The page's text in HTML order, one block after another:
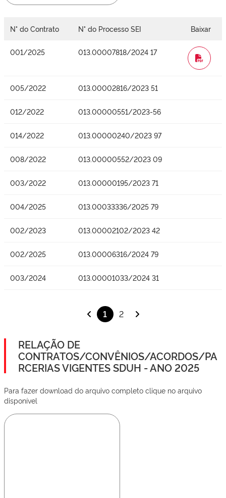
N° do Contrato N° do Processo SEI Baixar
001/2025 013.00007818/2024 17
WORD
005/2022 013.00002816/2023 51
012/2022 013.00000551/2023-56
014/2022 013.00000240/2023 97
008/2022 013.00000552/2023 09
003/2022 013.00000195/2023 71
004/2025 013.00033336/2025 79
002/2023 013.00002102/2023 42
002/2025 013.00006316/2024 79
003/2024 013.00001033/2024 31
1 2
RELAÇÃO DE
CONTRATOS/CONVÊNIOS/ACORDOS/PA
RCERIAS VIGENTES SDUH - ANO 2025
Para fazer download do arquivo completo clique no arquivo
disponível